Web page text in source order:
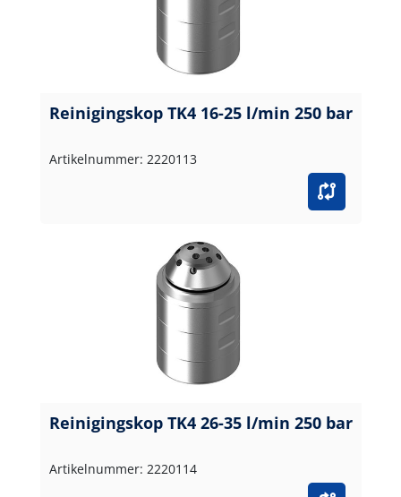
Reinigingskop TK4 16-25 l/min 250 bar
Artikelnummer: 2220113
Reinigingskop TK4 26-35 l/min 250 bar
Artikelnummer: 2220114